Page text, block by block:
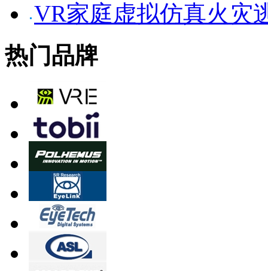
VR家庭虚拟仿真火灾
热门品牌